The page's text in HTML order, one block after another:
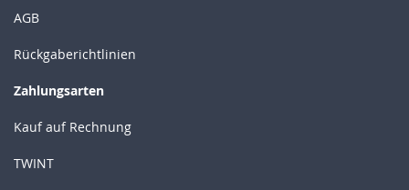
AGB
Rückgaberichtlinien
Zahlungsarten
Kauf auf Rechnung
TWINT